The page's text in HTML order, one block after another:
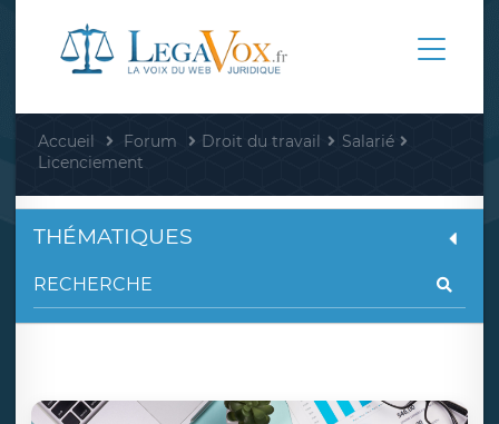
Accueil Forum Droit du travail
Salarié
Licenciement
THÉMATIQUES